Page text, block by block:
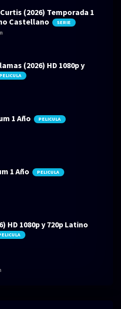
(2026) Temporada 1
Castellano
SERIE
(2026) HD 1080p y
PELICULA
1 Año PELICULA
1 Año PELICULA
HD 1080p y 720p Latino